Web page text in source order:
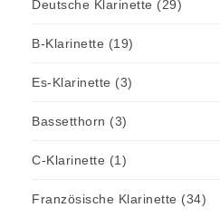
Deutsche Klarinette (29)
B-Klarinette (19)
Es-Klarinette (3)
Bassetthorn (3)
C-Klarinette (1)
Französische Klarinette (34)